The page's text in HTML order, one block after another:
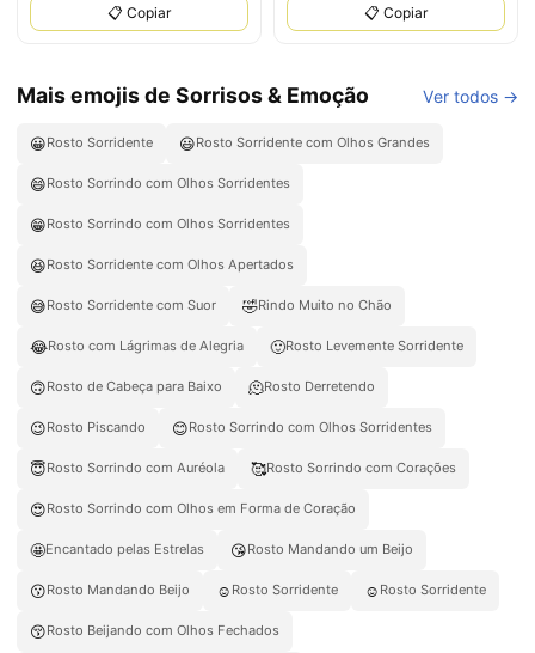
📋 Copiar 📋 Copiar
Mais emojis de Sorrisos & Emoção Ver todos →
😀Rosto Sorridente 😃Rosto Sorridente com Olhos Grandes
😄Rosto Sorrindo com Olhos Sorridentes
😁Rosto Sorrindo com Olhos Sorridentes
😆Rosto Sorridente com Olhos Apertados
😅Rosto Sorridente com Suor 🤣Rindo Muito no Chão
😂Rosto com Lágrimas de Alegria 🙂Rosto Levemente Sorridente
🙃Rosto de Cabeça para Baixo 🫠Rosto Derretendo
😉Rosto Piscando 😊Rosto Sorrindo com Olhos Sorridentes
😇Rosto Sorrindo com Auréola 🥰Rosto Sorrindo com Corações
😍Rosto Sorrindo com Olhos em Forma de Coração
🤩Encantado pelas Estrelas 😘Rosto Mandando um Beijo
😗Rosto Mandando Beijo ☺️ Rosto Sorridente ☺ Rosto Sorridente
😚Rosto Beijando com Olhos Fechados